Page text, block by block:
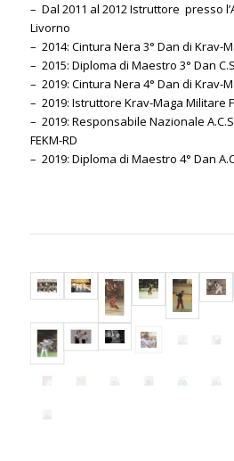
– Dal 2011 al 2012 Istruttore presso
Livorno
– 2014: Cintura Nera 3° Dan di Krav-
– 2015: Diploma di Maestro 3° Dan
– 2019: Cintura Nera 4° Dan di Krav-
– 2019: Istruttore Krav-Maga Militare
– 2019: Responsabile Nazionale
FEKM-RD
– 2019: Diploma di Maestro 4° Dan